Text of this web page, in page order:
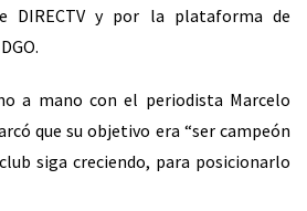
DIRECTV y por la plataforma de
a mano con el periodista Marcelo
que su objetivo era “ser campeón
siga creciendo, para posicionarlo